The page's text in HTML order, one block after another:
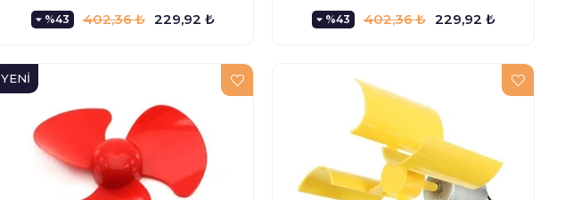
%43 229,92 ₺
402,36 ₺ %43 229,92 ₺
402,36 ₺
YENI